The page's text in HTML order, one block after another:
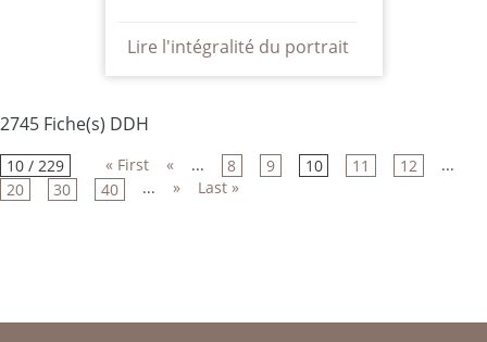
Lire l'intégralité du portrait
2745 Fiche(s) DDH
10 / 229 « First « ... 8 9 10 11 12
...
20
30 40 ... » Last »